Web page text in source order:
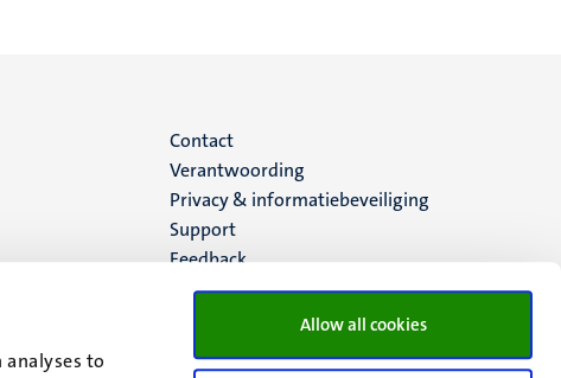
to
Allow all cookies
Menu
footer
(NL)
Contact
Verantwoording
Privacy & informatiebeveiliging
Support
Feedback